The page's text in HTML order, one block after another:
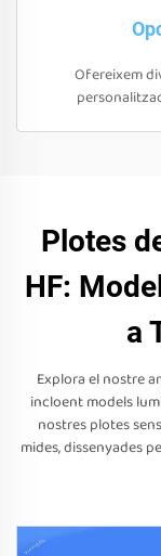
Ofereixem
Plotes
HF:
a
Explora el nostre
incloent models
nostres plotes
mides, dissenyades